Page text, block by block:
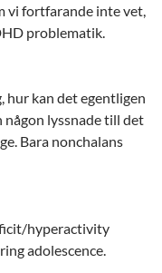
vi fortfarande inte vet,
problematik.
hur kan det egentligen
någon lyssnade till det
Bara nonchalans
hyperactivity
adolescence.